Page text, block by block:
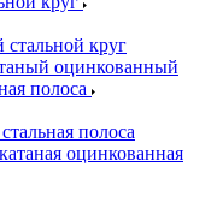
стальной круг
оцинкованный
полоса
полоса
оцинкованная